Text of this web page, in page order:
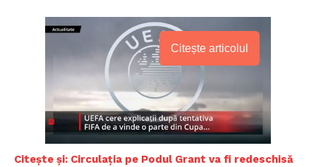
Citește articolul
Citește și: Circulația pe Podul Grant va fi redeschisă